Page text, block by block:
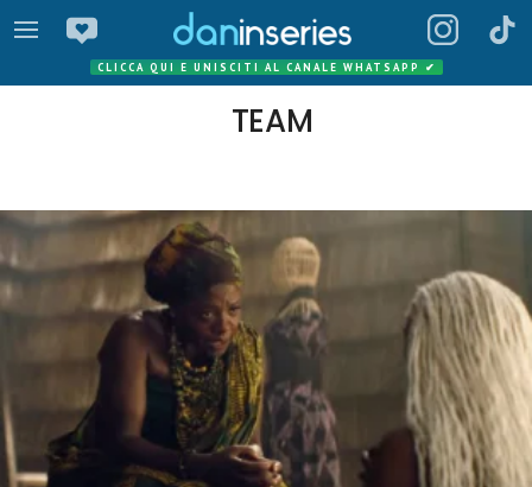
CLICCA QUI E UNISCITI AL CANALE WHATSAPP ✔
TEAM